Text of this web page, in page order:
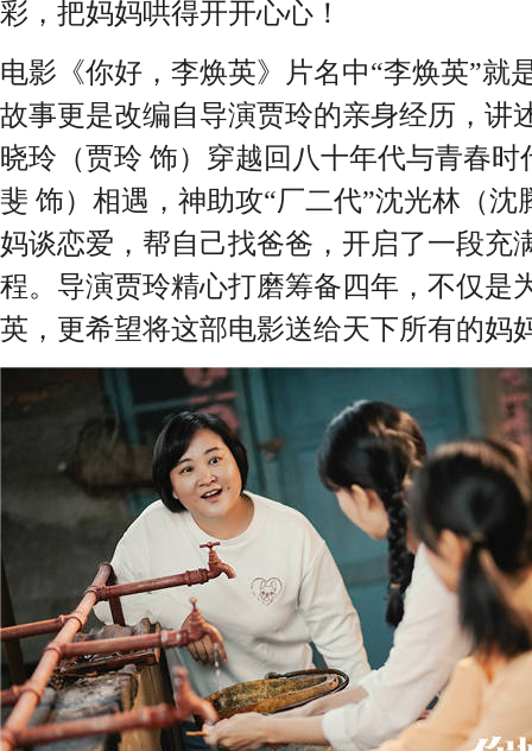
彩，把妈妈哄得开开心心！
电影《你好，李焕英》片名中“李焕英”就
故事更是改编自导演贾玲的亲身经历，讲
晓玲（贾玲 饰）穿越回八十年代与青春
斐 饰）相遇，神助攻“厂二代”沈光林（
妈谈恋爱，帮自己找爸爸，开启了一段充
程。导演贾玲精心打磨筹备四年，不仅是
英，更希望将这部电影送给天下所有的妈